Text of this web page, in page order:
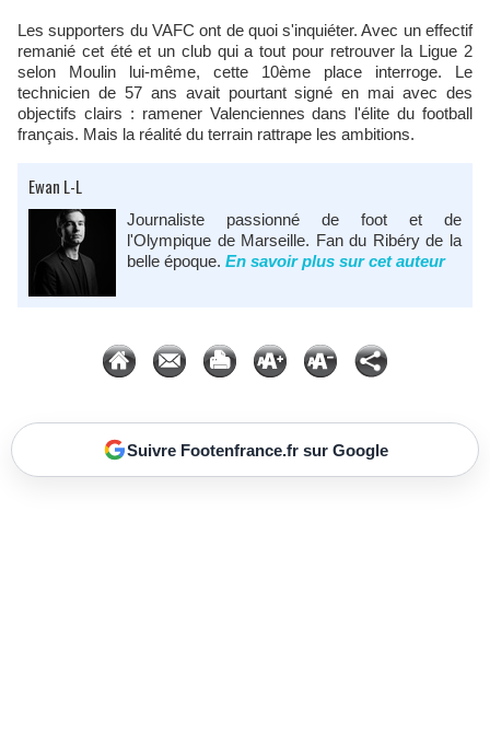
Les supporters du VAFC ont de quoi s'inquiéter. Avec un effectif
remanié cet été et un club qui a tout pour retrouver la Ligue 2
selon Moulin lui-même, cette 10ème place interroge. Le
technicien de 57 ans avait pourtant signé en mai avec des
objectifs clairs : ramener Valenciennes dans l'élite du football
français.​​ Mais la réalité du terrain rattrape les ambitions.
Ewan L-L
Journaliste passionné de foot et de
l'Olympique de Marseille. Fan du Ribéry de la
belle époque. En savoir plus sur cet auteur
Suivre Footenfrance.fr sur Google